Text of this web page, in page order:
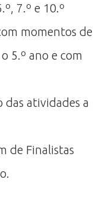
7.º e 10.º
momentos de
5.º ano e com
das atividades a
de Finalistas